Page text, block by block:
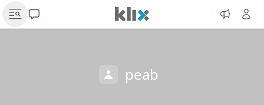
peab